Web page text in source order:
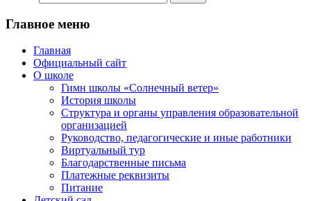
Главное меню
Главная
Официальный сайт
О школе
Гимн школы «Солнечный ветер»
История школы
Структура и органы управления образовательной
организацией
Руководство, педагогические и иные работники
Виртуальный тур
Благодарственные письма
Платежные реквизиты
Питание